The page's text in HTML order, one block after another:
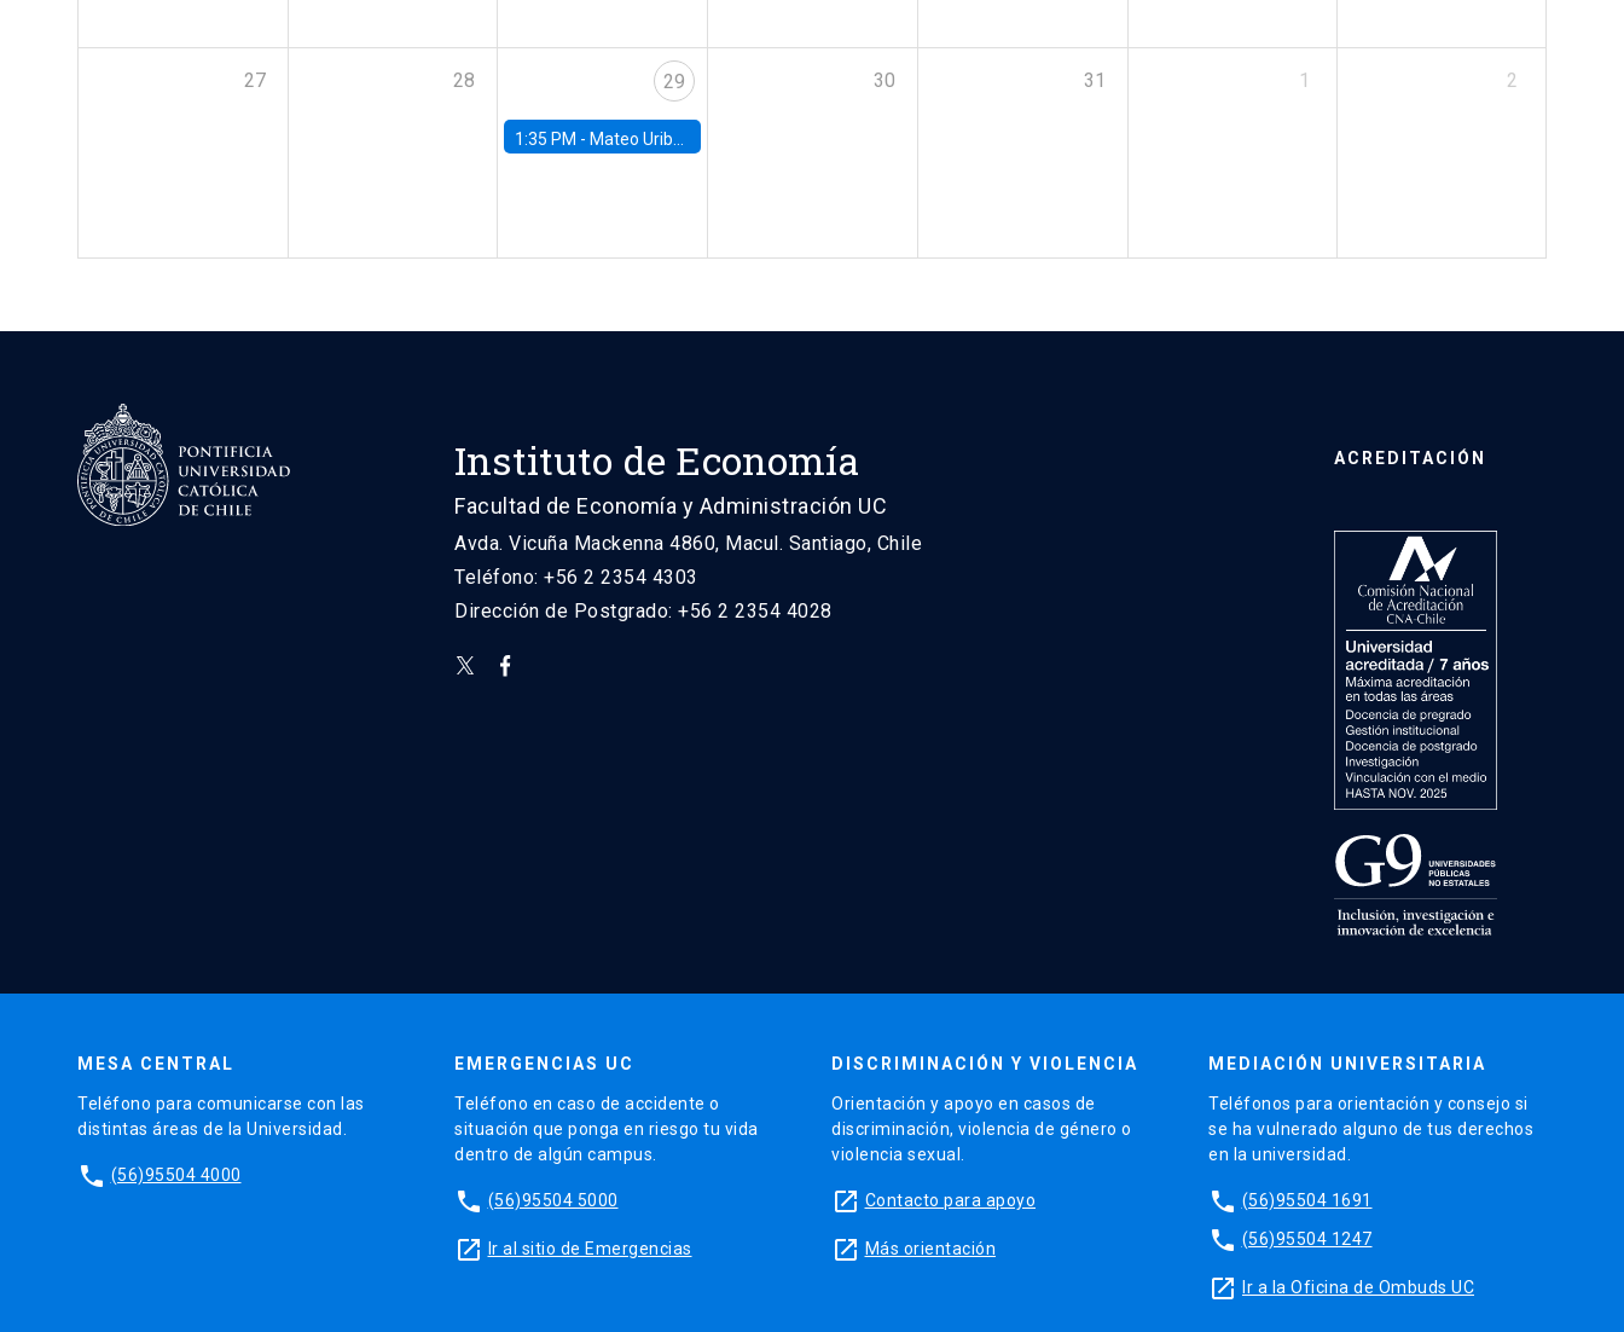
27 28 29
1:35 PM - Mateo Uribe-Castro, Universidad de los Andes (Colombia)
30 31 1 2
Instituto de Economía
Facultad de Economía y Administración UC
Avda. Vicuña Mackenna 4860, Macul. Santiago, Chile
Teléfono: +56 2 2354 4303
Dirección de Postgrado: +56 2 2354 4028
ACREDITACIÓN
MESA CENTRAL
Teléfono para comunicarse con las
distintas áreas de la Universidad.
phone (56)95504 4000
EMERGENCIAS UC
Teléfono en caso de accidente o
situación que ponga en riesgo tu vida
dentro de algún campus.
phone (56)95504 5000
launch Ir al sitio de Emergencias
DISCRIMINACIÓN Y VIOLENCIA
Orientación y apoyo en casos de
discriminación, violencia de género o
violencia sexual.
launch Contacto para apoyo
launch Más orientación
MEDIACIÓN UNIVERSITARIA
Teléfonos para orientación y consejo si
se ha vulnerado alguno de tus derechos
en la universidad.
phone (56)95504 1691
phone (56)95504 1247
launch Ir a la Oficina de Ombuds UC